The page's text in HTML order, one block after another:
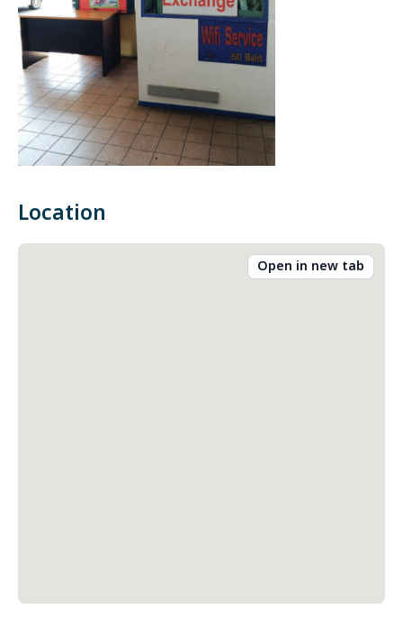
Location
Open in new tab